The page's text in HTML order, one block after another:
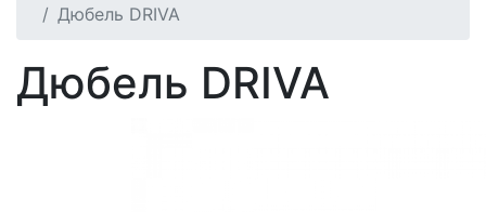
Дюбель DRIVA
Дюбель DRIVA